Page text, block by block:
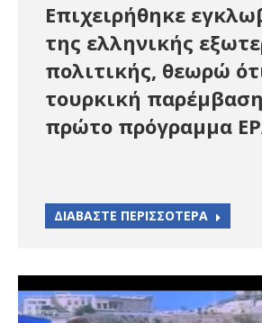
Επιχειρήθηκε
της ελληνικής
πολιτικής, θεωρώ
τουρκική
πρώτο πρόγραμμα
ΔΙΑΒΑΣΤΕ ΠΕΡΙΣΣΟΤΕΡΑ